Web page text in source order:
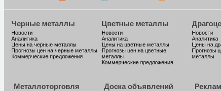
Черные металлы
Новости
Аналитика
Цены на черные металлы
Прогнозы цен на черные металлы
Коммерческие предложения
Цветные металлы
Новости
Аналитика
Цены на цветные металлы
Прогнозы цен на цветные
металлы
Коммерческие предложения
Новости
Аналитика
Цены на
Прогнозы
металлы
Металлоторговля Доска объявлений